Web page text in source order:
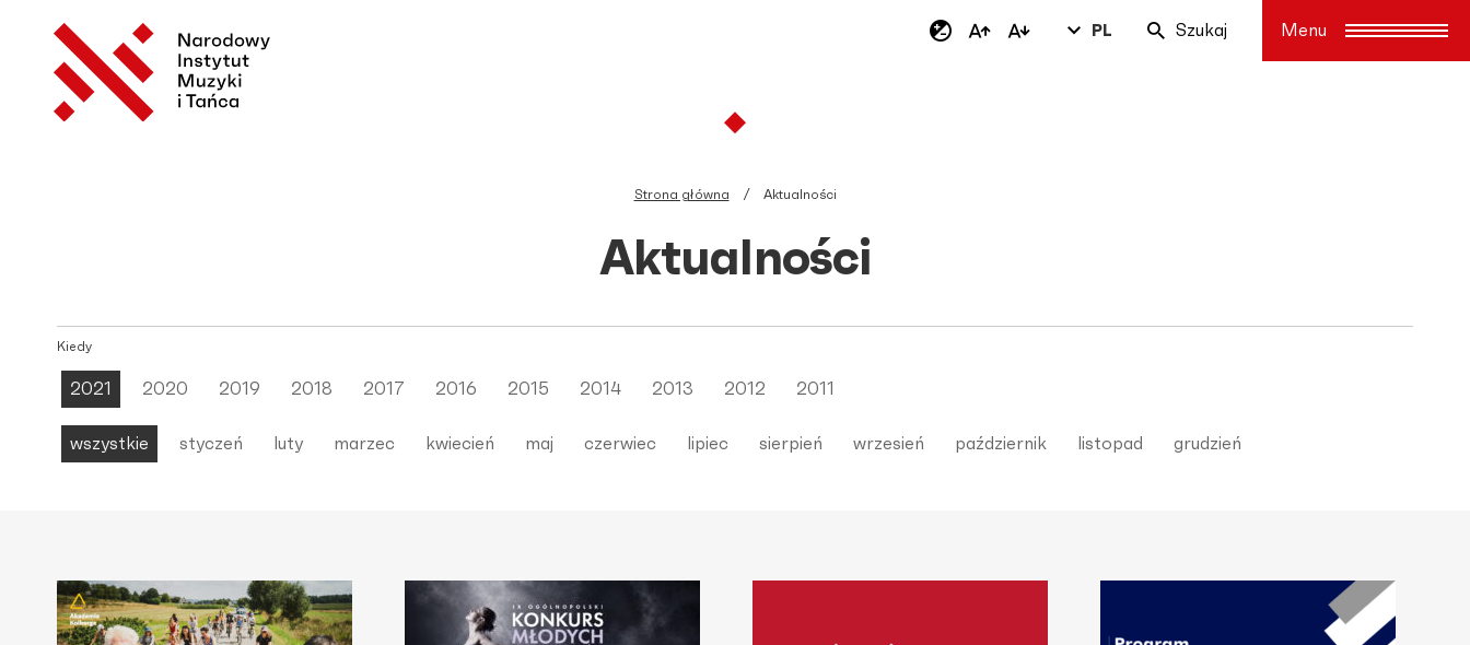
PL Szukaj
Strona główna Aktualności
Aktualności
Kiedy
2021 2020 2019 2018 2017 2016 2015 2014 2013 2012 2011
wszystkie styczeń luty marzec kwiecień maj czerwiec lipiec sierpień wrzesień październik listopad grudzień